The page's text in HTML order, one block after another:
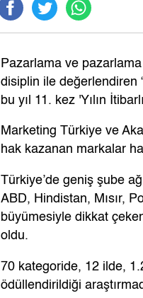
Pazarlama ve
disiplin ile değerlendiren
bu yıl 11. kez 'Yılın
Marketing Türkiye ve
hak kazanan markalar
Türkiye’de geniş şube
ABD, Hindistan, Mısır,
büyümesiyle dikkat
oldu.
70 kategoride, 12 ilde,
ödüllendirildiği